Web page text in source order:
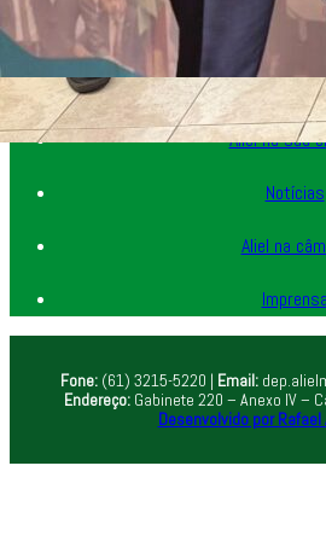
Minha
Aliel na sua
Notícias
Aliel na
Imprensa
Fone: (61) 3215-5220 | Email:
Endereço: Gabinete 220 – Anexo IV –
Desenvolvido por Rafael